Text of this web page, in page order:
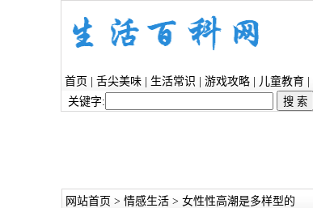
首页 舌尖美味| 生活常识 游戏攻略| 儿童教育|
关键字:
网站首页 > 情感生活> 女性性高潮是多样型的